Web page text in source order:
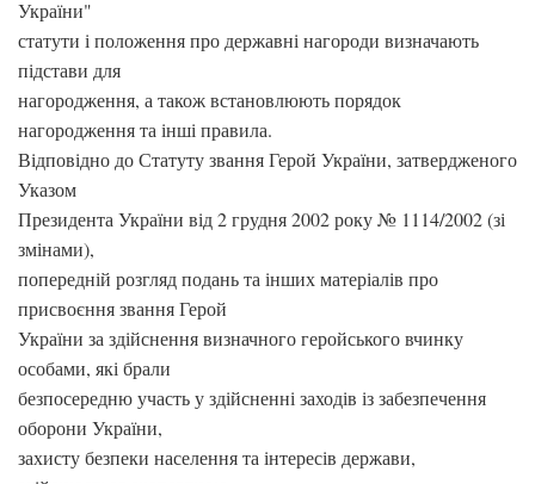
України"
статути і положення про державні нагороди визначають
підстави для
нагородження, а також встановлюють порядок
нагородження та інші правила.
Відповідно до Статуту звання Герой України, затвердженого
Указом
Президента України від 2 грудня 2002 року № 1114/2002 (зі
змінами),
попередній розгляд подань та інших матеріалів про
присвоєння звання Герой
України за здійснення визначного геройського вчинку
особами, які брали
безпосередню участь у здійсненні заходів із забезпечення
оборони України,
захисту безпеки населення та інтересів держави,